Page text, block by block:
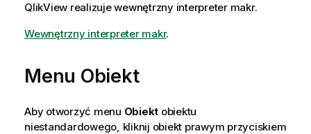
QlikView realizuje wewnętrzny interpreter makr.
Wewnętrzny interpreter makr.
Menu Obiekt
Aby otworzyć menu Obiekt obiektu
niestandardowego, kliknij obiekt prawym przyciskiem